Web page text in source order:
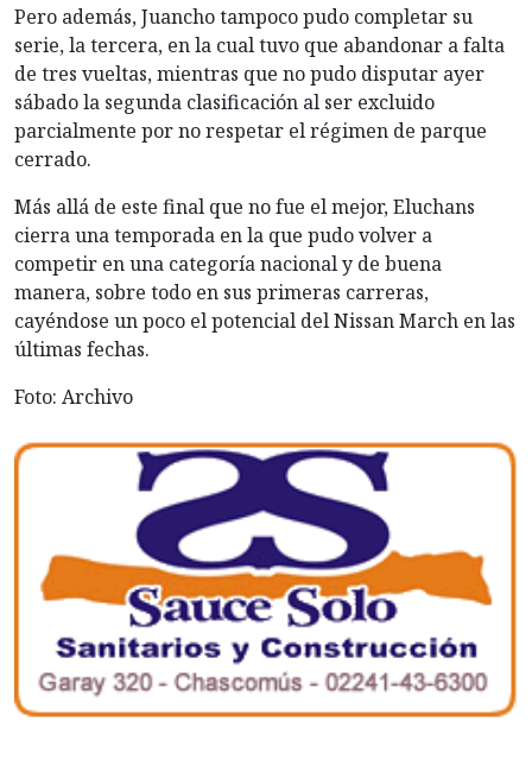
Pero además, Juancho tampoco pudo completar su
serie, la tercera, en la cual tuvo que abandonar a falta
de tres vueltas, mientras que no pudo disputar ayer
sábado la segunda clasificación al ser excluido
parcialmente por no respetar el régimen de parque
cerrado.
Más allá de este final que no fue el mejor, Eluchans
cierra una temporada en la que pudo volver a
competir en una categoría nacional y de buena
manera, sobre todo en sus primeras carreras,
cayéndose un poco el potencial del Nissan March en las
últimas fechas.
Foto: Archivo